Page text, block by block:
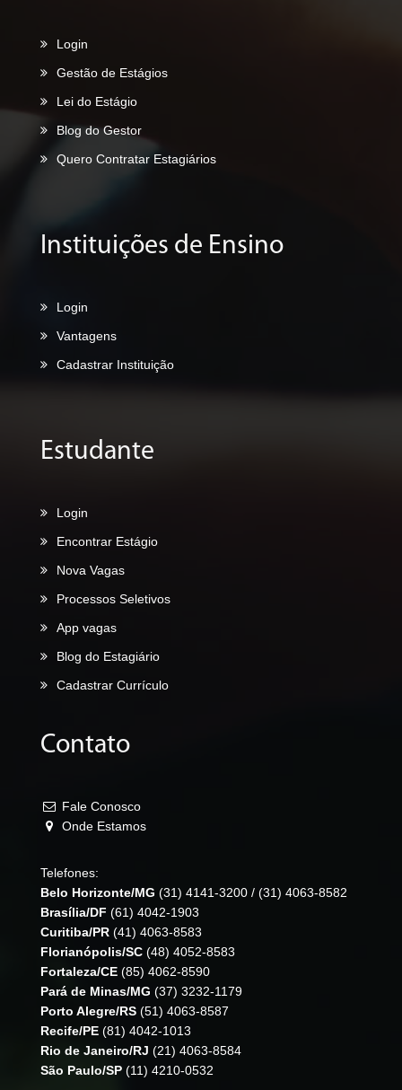
Login
Gestão de Estágios
Lei do Estágio
Blog do Gestor
Quero Contratar Estagiários
Instituições de Ensino
Login
Vantagens
Cadastrar Instituição
Estudante
Login
Encontrar Estágio
Nova Vagas
Processos Seletivos
App vagas
Blog do Estagiário
Cadastrar Currículo
Contato
Fale Conosco
Onde Estamos
Telefones:
Belo Horizonte/MG (31) 4141-3200 / (31) 4063-8582
Brasília/DF (61) 4042-1903
Curitiba/PR (41) 4063-8583
Florianópolis/SC (48) 4052-8583
Fortaleza/CE (85) 4062-8590
Pará de Minas/MG (37) 3232-1179
Porto Alegre/RS (51) 4063-8587
Recife/PE (81) 4042-1013
Rio de Janeiro/RJ (21) 4063-8584
São Paulo/SP (11) 4210-0532